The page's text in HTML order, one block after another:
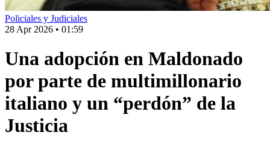
Policiales y Judiciales
28 Apr 2026 • 01:59
Una adopción en Maldonado
por parte de multimillonario
italiano y un “perdón” de la
Justicia